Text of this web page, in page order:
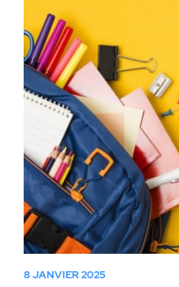
8 JANVIER 2025